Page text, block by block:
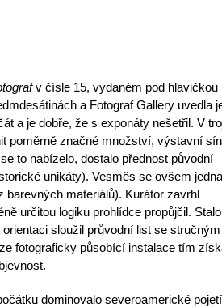
v čísle 15, vydaném pod hlavičkou
a Fotograf Gallery uvedla
a je dobře, že s exponáty nešetřil. V
poměrně značné množství, výstavní
to nabízelo, dostalo přednost původní
unikáty). Vesměs se ovšem
materiálů). Kurátor zavrhl
určitou logiku prohlídce propůjčil.
sloužil průvodní list se stručným
fotograficky působící instalace tím
dominovalo severoamerické pojetí